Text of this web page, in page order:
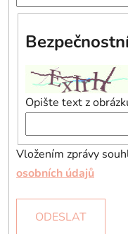
Opište text z
Vložením zprávy
osobních údajů
ODESLAT